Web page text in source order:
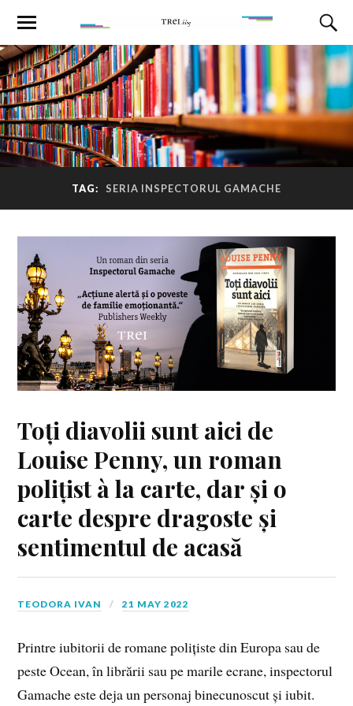
TAG: SERIA INSPECTORUL GAMACHE
Toți diavolii sunt aici de
Louise Penny, un roman
polițist à la carte, dar și o
carte despre dragoste și
sentimentul de acasă
TEODORA IVAN 21 MAY 2022
Printre iubitorii de romane polițiste din Europa sau de
peste Ocean, în librării sau pe marile ecrane, inspectorul
Gamache este deja un personaj binecunoscut și iubit.